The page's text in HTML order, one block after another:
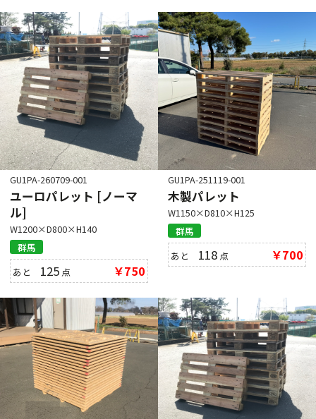
GU1PA-260709-001
ユーロパレット [ノーマ
ル]
W1200×D800×H140
群馬
あと 125 点 ￥750
GU1PA-251119-001
木製パレット
W1150×D810×H125
群馬
あと 118 点 ￥700